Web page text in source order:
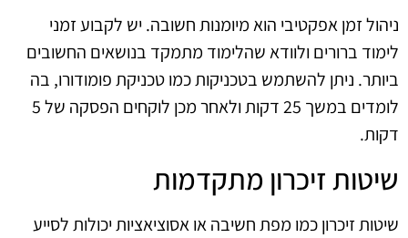
ניהול זמן אפקטיבי הוא מיומנות חשובה. יש לקבוע זמני
לימוד ברורים ולוודא שהלימוד מתמקד בנושאים החשובים
ביותר. ניתן להשתמש בטכניקות כמו טכניקת פומודורו, בה
לומדים במשך 25 דקות ולאחר מכן לוקחים הפסקה של 5
דקות.
שיטות זיכרון מתקדמות
שיטות זיכרון כמו מפת חשיבה או אסוציאציות יכולות לסייע